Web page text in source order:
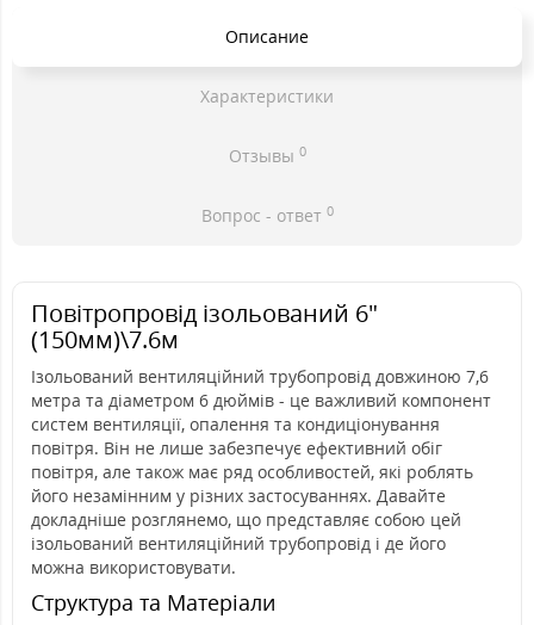
Описание
Характеристики
Отзывы 0
Вопрос - ответ 0
Повітропровід ізольований 6"
(150мм)\7.6м
Ізольований вентиляційний трубопровід довжиною 7,6
метра та діаметром 6 дюймів - це важливий компонент
систем вентиляції, опалення та кондиціонування
повітря. Він не лише забезпечує ефективний обіг
повітря, але також має ряд особливостей, які роблять
його незамінним у різних застосуваннях. Давайте
докладніше розглянемо, що представляє собою цей
ізольований вентиляційний трубопровід і де його
можна використовувати.
Структура та Матеріали